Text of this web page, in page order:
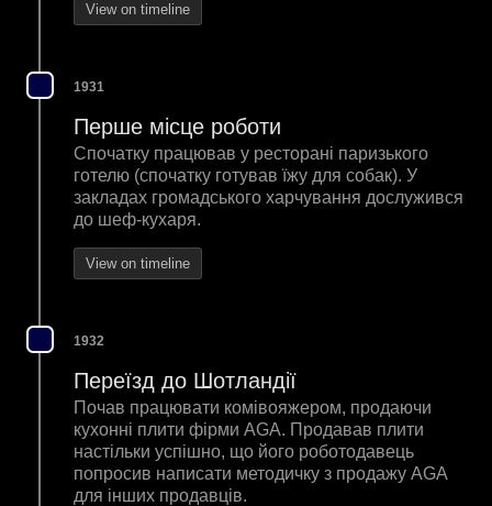
View on timeline
1931
Перше місце роботи
Спочатку працював у ресторані паризького
готелю (спочатку готував їжу для собак). У
закладах громадського харчування дослужився
до шеф-кухаря.
View on timeline
1932
Переїзд до Шотландії
Почав працювати комівояжером, продаючи
кухонні плити фірми AGA. Продавав плити
настільки успішно, що його роботодавець
попросив написати методичку з продажу AGA
для інших продавців.